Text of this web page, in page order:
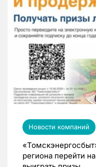
Новости компаний
региона перейти